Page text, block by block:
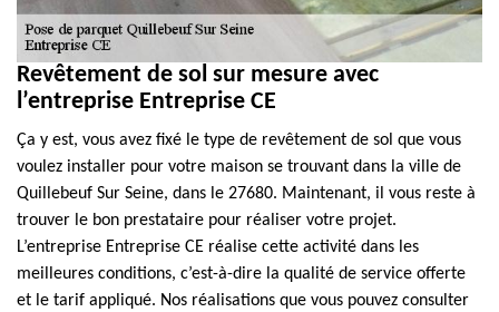
Revêtement de sol sur mesure avec
l’entreprise Entreprise CE
Ça y est, vous avez fixé le type de revêtement de sol que vous
voulez installer pour votre maison se trouvant dans la ville de
Quillebeuf Sur Seine, dans le 27680. Maintenant, il vous reste à
trouver le bon prestataire pour réaliser votre projet.
L’entreprise Entreprise CE réalise cette activité dans les
meilleures conditions, c’est-à-dire la qualité de service offerte
et le tarif appliqué. Nos réalisations que vous pouvez consulter